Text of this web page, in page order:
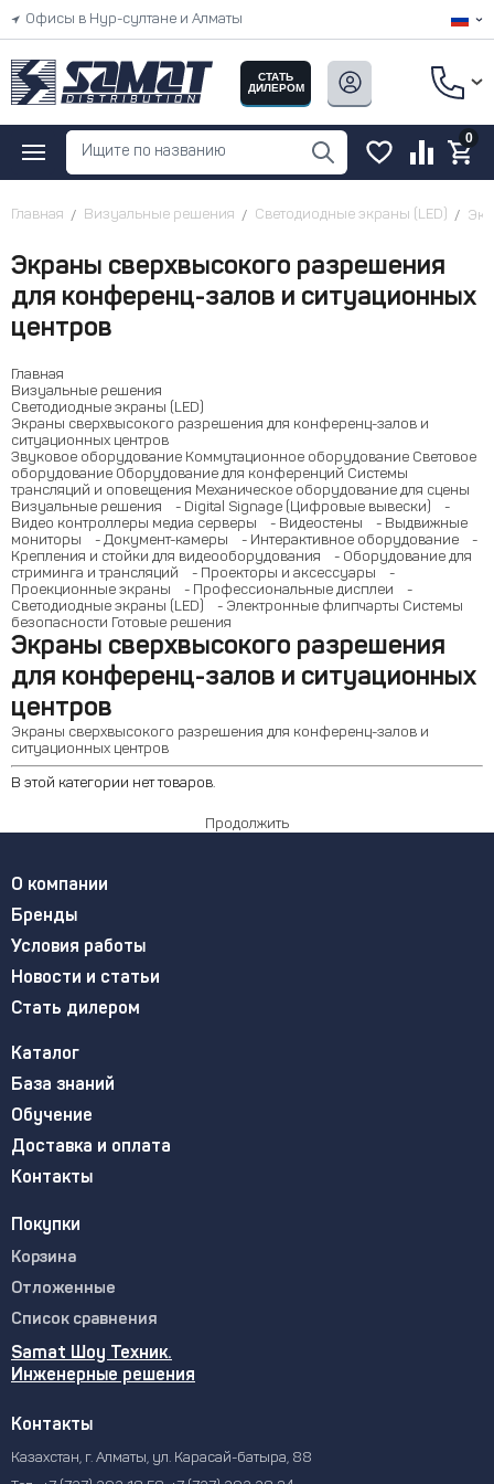
Офисы в Нур-султане и Алматы
СТАТЬ
ДИЛЕРОМ
0
Главная Визуальные решения Светодиодные экраны (LED)
Экраны сверхвысокого разрешения
для конференц-залов и ситуационных
центров
Главная
Визуальные решения
Светодиодные экраны (LED)
Экраны сверхвысокого разрешения для конференц-залов и
ситуационных центров
Звуковое оборудование Коммутационное оборудование Световое
оборудование Оборудование для конференций Системы
трансляций и оповещения Механическое оборудование для сцены
Визуальные решения
- Digital Signage (Цифровые вывески)
-
Видео контроллеры медиа серверы
- Видеостены
- Выдвижные
мониторы
- Документ-камеры - Интерактивное оборудование
-
Крепления и стойки для видеооборудования
- Оборудование для
стриминга и трансляций
- Проекторы и аксессуары
-
Проекционные экраны
- Профессиональные дисплеи
-
Светодиодные экраны (LED)
- Электронные флипчарты Системы
безопасности Готовые решения
Экраны сверхвысокого разрешения
для конференц-залов и ситуационных
центров
Экраны сверхвысокого разрешения для конференц-залов и
ситуационных центров
В этой категории нет товаров.
Продолжить
О компании
Бренды
Условия работы
Новости и статьи
Стать дилером
Каталог
База знаний
Обучение
Доставка и оплата
Контакты
Покупки
Корзина
Отложенные
Список сравнения
Samat Шоу Техник.
Инженерные решения
Контакты
Казахстан, г. Алматы, ул. Карасай-батыра, 88